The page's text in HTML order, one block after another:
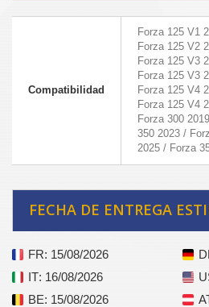
Compatibilidad
Forza 125 V1
Forza 125 V2
Forza 125 V3
Forza 125 V3
Forza 125 V4
Forza 125 V4
Forza 300
350 2023 /
2025 / Forza
FECHA DE ENTREGA
FR: 15/08/2026
IT: 16/08/2026
BE: 15/08/2026